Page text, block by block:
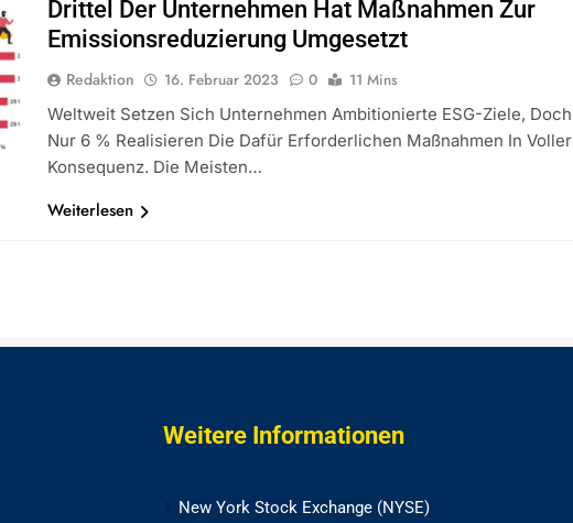
Drittel Der Unternehmen Hat Maßnahmen Zur
Emissionsreduzierung Umgesetzt
Redaktion 16. Februar 2023 0
11 Mins
Weltweit Setzen Sich Unternehmen Ambitionierte ESG-Ziele, Doch
Nur 6 % Realisieren Die Dafür Erforderlichen Maßnahmen In Voller
Konsequenz. Die Meisten…
Weiterlesen
Weitere Informationen
New York Stock Exchange (NYSE)